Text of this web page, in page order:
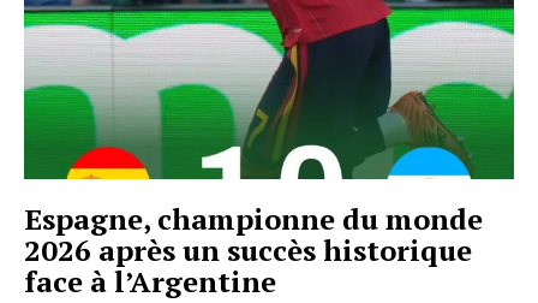
Espagne, championne du monde
2026 après un succès historique
face à l’Argentine